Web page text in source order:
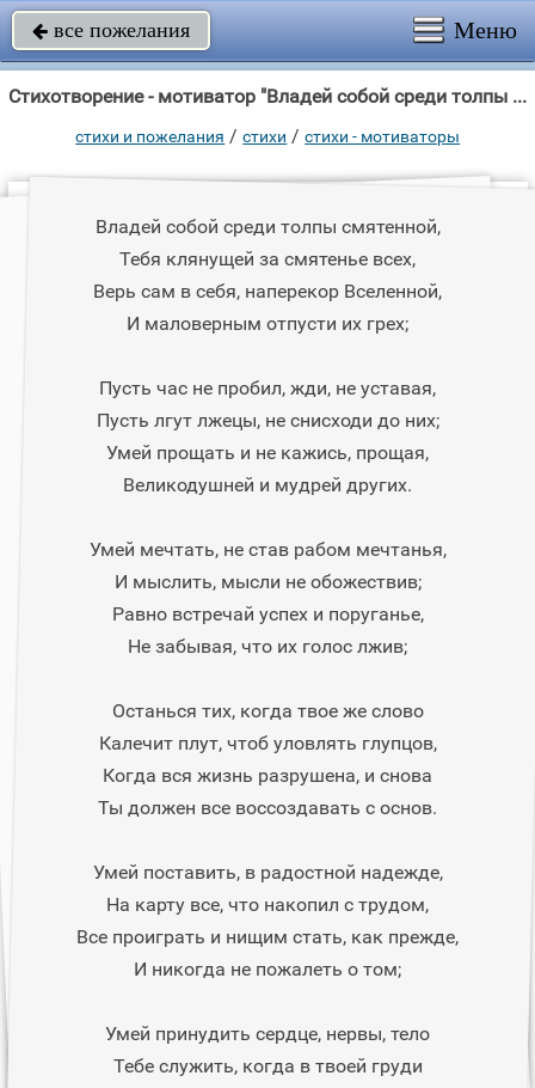
 все пожелания Меню
Стихотворение - мотиватор "Владей собой среди толпы смятенной, Тебя клянущей за смятенье всех, Верь сам в "
стихи и пожелания /стихи /стихи - мотиваторы
Владей собой среди толпы смятенной,
Тебя клянущей за смятенье всех,
Верь сам в себя, наперекор Вселенной,
И маловерным отпусти их грех;
Пусть час не пробил, жди, не уставая,
Пусть лгут лжецы, не снисходи до них;
Умей прощать и не кажись, прощая,
Великодушней и мудрей других.
Умей мечтать, не став рабом мечтанья,
И мыслить, мысли не обожествив;
Равно встречай успех и поруганье,
Не забывая, что их голос лжив;
Останься тих, когда твое же слово
Калечит плут, чтоб уловлять глупцов,
Когда вся жизнь разрушена, и снова
Ты должен все воссоздавать с основ.
Умей поставить, в радостной надежде,
На карту все, что накопил с трудом,
Все проиграть и нищим стать, как прежде,
И никогда не пожалеть о том;
Умей принудить сердце, нервы, тело
Тебе служить, когда в твоей груди